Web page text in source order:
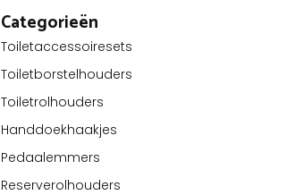
Categorieën
Toiletaccessoiresets
Toiletborstelhouders
Toiletrolhouders
Handdoekhaakjes
Pedaalemmers
Reserverolhouders